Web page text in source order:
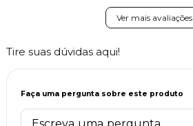
Ver mais avaliações
Tire suas dúvidas aqui!
Faça uma pergunta sobre este produto